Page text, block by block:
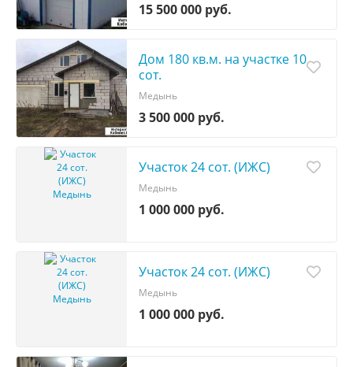
15 500 000 руб.
Дом 180 кв.м. на участке 10
сот.
3 500 000 руб.
Медынь
Участок 24 сот. (ИЖС)
1 000 000 руб.
Медынь
Участок 24 сот. (ИЖС)
1 000 000 руб.
Медынь